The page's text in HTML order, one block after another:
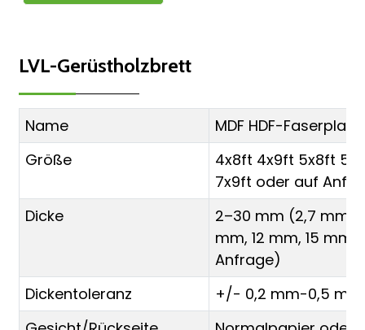
LVL-Gerüstholzbrett
Name
MDF HDF-
Größe
4x8ft 4x9ft 5x8ft
7x9ft oder auf
Dicke
2–30 mm (2,7 mm,
mm, 12 mm, 15
Anfrage)
Dickentoleranz
+/- 0,2 mm-0,5 mm